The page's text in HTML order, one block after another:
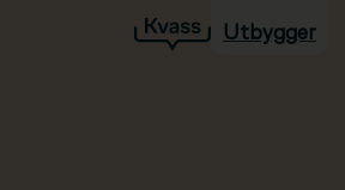
Hopp til hovedinnholdUtbygger